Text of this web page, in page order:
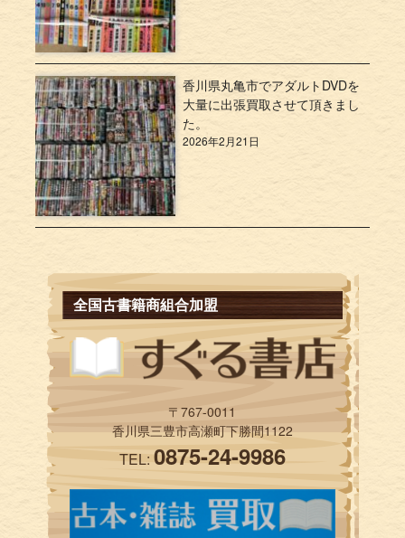
香川県丸亀市でアダルトDVDを
大量に出張買取させて頂きまし
た。
2026年2月21日
全国古書籍商組合加盟
〒767-0011
香川県三豊市高瀬町下勝間1122
TEL:0875-24-9986